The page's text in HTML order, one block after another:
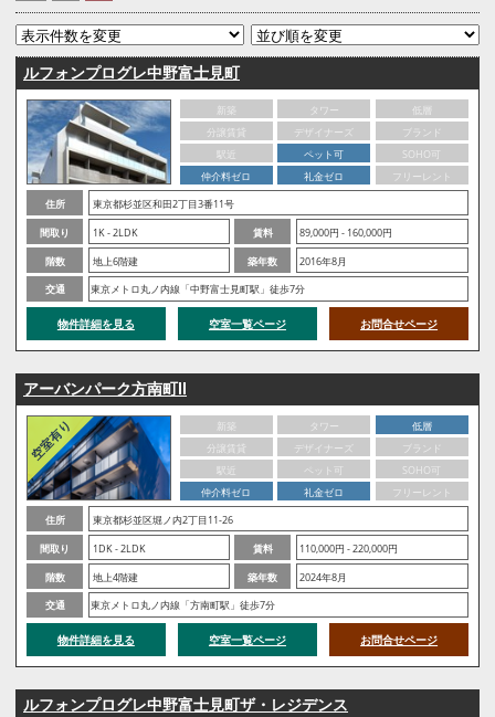
ルフォンプログレ中野富士見町
新築 タワー
低層
分譲賃貸
デザイナーズ
ブランド
駅近
ペット可
SOHO可
仲介料ゼロ
礼金ゼロ
フリーレント
住所
東京都杉並区和田2丁目3番11号
間取り
1K - 2LDK 賃料
89,000円 - 160,000円
階数
地上6階建 築年数
2016年8月
交通
東京メトロ丸ノ内線「中野富士見町駅」徒歩7分
物件詳細を見る 空室一覧ページ お問合せページ
アーバンパーク方南町Ⅱ
新築 タワー
低層
分譲賃貸
デザイナーズ
ブランド
駅近
ペット可
SOHO可
仲介料ゼロ
礼金ゼロ
フリーレント
住所
東京都杉並区堀ノ内2丁目11-26
間取り
1DK - 2LDK 賃料
110,000円 - 220,000円
階数
地上4階建 築年数
2024年8月
交通
東京メトロ丸ノ内線「方南町駅」徒歩7分
物件詳細を見る 空室一覧ページ お問合せページ
ルフォンプログレ中野富士見町ザ・レジデンス